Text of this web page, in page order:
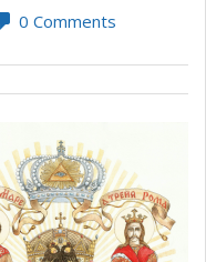
0 Comments